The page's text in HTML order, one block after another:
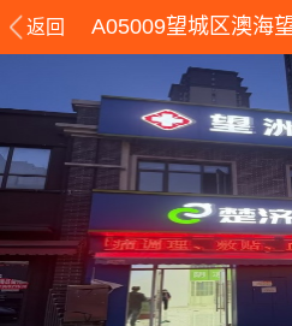
返回 A05009望城区澳海
两层空铺便